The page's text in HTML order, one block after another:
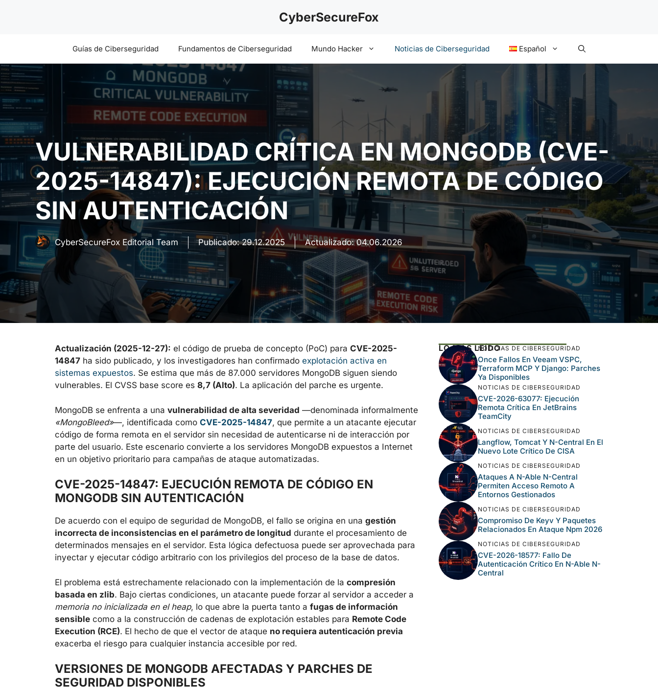
CyberSecureFox
Guías de Ciberseguridad Fundamentos de Ciberseguridad Mundo Hacker Noticias de Ciberseguridad Español
VULNERABILIDAD CRÍTICA EN MONGODB (CVE-
2025-14847): EJECUCIÓN REMOTA DE CÓDIGO
SIN AUTENTICACIÓN
CyberSecureFox Editorial Team Publicado:29.12.2025 Actualizado:04.06.2026
Actualización (2025-12-27): el código de prueba de concepto (PoC) para CVE-2025-
14847 ha sido publicado, y los investigadores han confirmado explotación activa en
sistemas expuestos. Se estima que más de 87.000 servidores MongoDB siguen siendo
vulnerables. El CVSS base score es 8,7 (Alto). La aplicación del parche es urgente.
MongoDB se enfrenta a una vulnerabilidad de alta severidad —denominada informalmente
«MongoBleed»—, identificada como CVE-2025-14847, que permite a un atacante ejecutar
código de forma remota en el servidor sin necesidad de autenticarse ni de interacción por
parte del usuario. Este escenario convierte a los servidores MongoDB expuestos a Internet
en un objetivo prioritario para campañas de ataque automatizadas.
CVE-2025-14847: EJECUCIÓN REMOTA DE CÓDIGO EN
MONGODB SIN AUTENTICACIÓN
De acuerdo con el equipo de seguridad de MongoDB, el fallo se origina en una gestión
incorrecta de inconsistencias en el parámetro de longitud durante el procesamiento de
determinados mensajes en el servidor. Esta lógica defectuosa puede ser aprovechada para
inyectar y ejecutar código arbitrario con los privilegios del proceso de la base de datos.
El problema está estrechamente relacionado con la implementación de la compresión
basada en zlib. Bajo ciertas condiciones, un atacante puede forzar al servidor a acceder a
memoria no inicializada en el heap, lo que abre la puerta tanto a fugas de información
sensible como a la construcción de cadenas de explotación estables para Remote Code
Execution (RCE). El hecho de que el vector de ataque no requiera autenticación previa
exacerba el riesgo para cualquier instancia accesible por red.
VERSIONES DE MONGODB AFECTADAS Y PARCHES DE
SEGURIDAD DISPONIBLES
LO MÁS LEÍDONOTICIAS DE CIBERSEGURIDAD
Once Fallos En Veeam VSPC,
Terraform MCP Y Django: Parches
Ya Disponibles
NOTICIAS DE CIBERSEGURIDAD
CVE-2026-63077: Ejecución
Remota Crítica En JetBrains
TeamCity
NOTICIAS DE CIBERSEGURIDAD
Langflow, Tomcat Y N-Central En El
Nuevo Lote Crítico De CISA
NOTICIAS DE CIBERSEGURIDAD
Ataques A N-Able N-Central
Permiten Acceso Remoto A
Entornos Gestionados
NOTICIAS DE CIBERSEGURIDAD
Compromiso De Keyv Y Paquetes
Relacionados En Ataque Npm 2026
NOTICIAS DE CIBERSEGURIDAD
CVE-2026-18577: Fallo De
Autenticación Crítico En N-Able N-
Central